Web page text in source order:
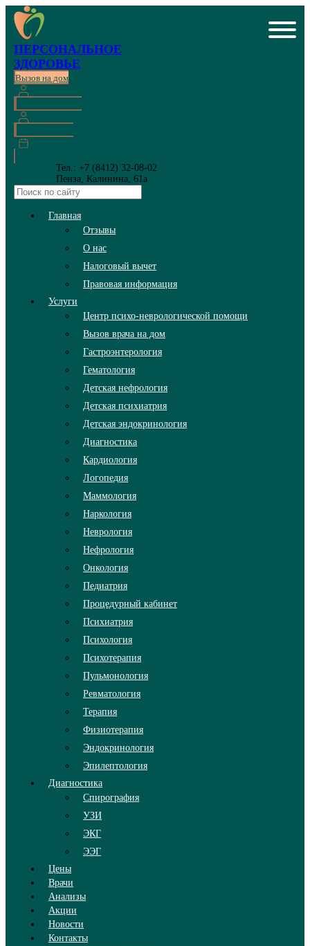
ПЕРСОНАЛЬНОЕ
ЗДОРОВЬЕ
Вызов на дом
Тел.: +7 (8412) 32-08-02
Пенза, Калинина, 61а
Главная
Отзывы
О нас
Налоговый вычет
Правовая информация
Услуги
Центр психо-неврологической помощи
Вызов врача на дом
Гастроэнтерология
Гематология
Детская нефрология
Детская психиатрия
Детская эндокринология
Диагностика
Кардиология
Логопедия
Маммология
Наркология
Неврология
Нефрология
Онкология
Педиатрия
Процедурный кабинет
Психиатрия
Психология
Психотерапия
Пульмонология
Ревматология
Терапия
Физиотерапия
Эндокринология
Эпилептология
Диагностика
Спирография
УЗИ
ЭКГ
ЭЭГ
Цены
Врачи
Анализы
Акции
Новости
Контакты